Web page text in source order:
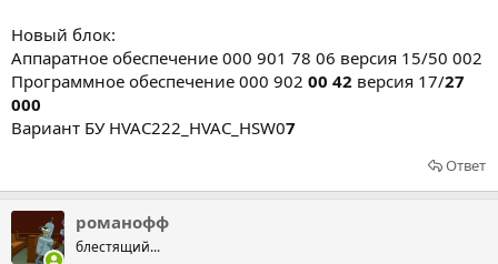
Новый блок:
Аппаратное обеспечение 000 901 78 06 версия 15/50 002
Программное обеспечение 000 902 00 42 версия 17/27
000
Вариант БУ HVAC222_HVAC_HSW07
Ответ
романофф
блестящий...